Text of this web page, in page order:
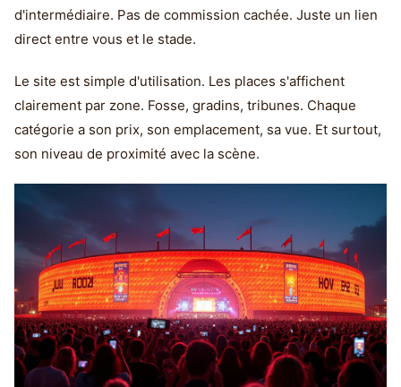
d'intermédiaire. Pas de commission cachée. Juste un lien
direct entre vous et le stade.
Le site est simple d'utilisation. Les places s'affichent
clairement par zone. Fosse, gradins, tribunes. Chaque
catégorie a son prix, son emplacement, sa vue. Et surtout,
son niveau de proximité avec la scène.